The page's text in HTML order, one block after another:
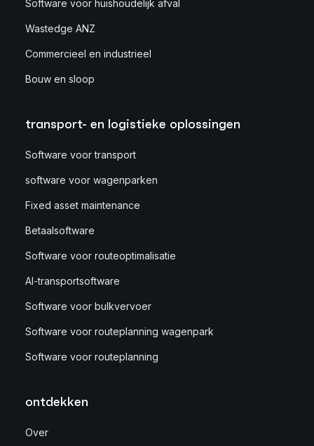
Software voor huishoudelijk afval
Wastedge ANZ
Commercieel en industrieel
Bouw en sloop
transport- en logistieke oplossingen
Software voor transport
software voor wagenparken
Fixed asset maintenance
Betaalsoftware
Software voor routeoptimalisatie
AI-transportsoftware
Software voor bulkvervoer
Software voor routeplanning wagenpark
Software voor routeplanning
ontdekken
Over